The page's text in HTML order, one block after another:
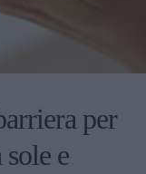
per
e